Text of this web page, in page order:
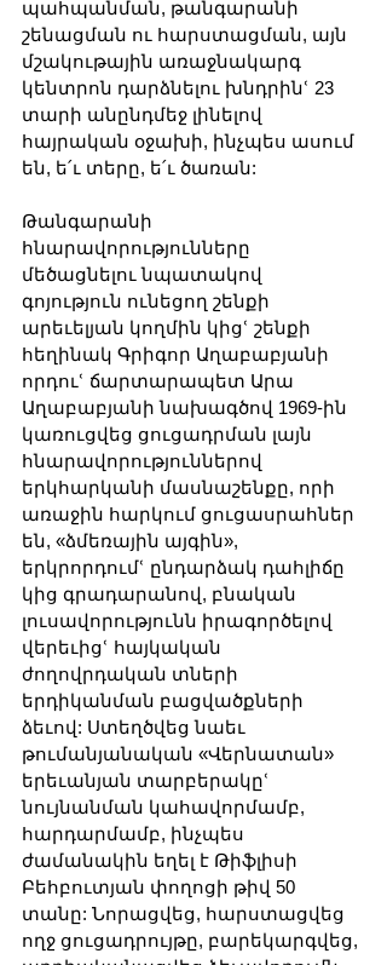
պահպանման, թանգարանի
շենացման ու հարստացման, այն
մշակութային առաջնակարգ
կենտրոն դարձնելու խնդրինՙ 23
տարի անընդմեջ լինելով
հայրական օջախի, ինչպես ասում
են, ե՛ւ տերը, ե՛ւ ծառան:
Թանգարանի
հնարավորությունները
մեծացնելու նպատակով
գոյություն ունեցող շենքի
արեւելյան կողմին կիցՙ շենքի
հեղինակ Գրիգոր Աղաբաբյանի
որդուՙ ճարտարապետ Արա
Աղաբաբյանի նախագծով 1969-ին
կառուցվեց ցուցադրման լայն
հնարավորություններով
երկհարկանի մասնաշենքը, որի
առաջին հարկում ցուցասրահներ
են, «ձմեռային այգին»,
երկրորդումՙ ընդարձակ դահլիճը
կից գրադարանով, բնական
լուսավորությունն իրագործելով
վերեւիցՙ հայկական
ժողովրդական տների
երդիկանման բացվածքների
ձեւով: Ստեղծվեց նաեւ
թումանյանական «Վերնատան»
երեւանյան տարբերակըՙ
նույնանման կահավորմամբ,
հարդարմամբ, ինչպես
ժամանակին եղել է Թիֆլիսի
Բեհբուտյան փողոցի թիվ 50
տանը: Նորացվեց, հարստացվեց
ողջ ցուցադրույթը, բարեկարգվեց,